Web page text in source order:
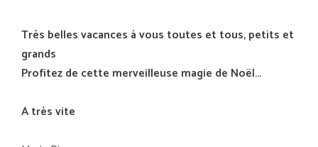
Très belles vacances à vous toutes et tous, petits et
grands
Profitez de cette merveilleuse magie de Noël…
A très vite